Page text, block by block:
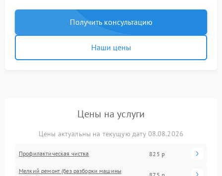
Получить консультацию
Наши цены
Цены на услуги
Цены актуальны на текущую дату 08.08.2026
Профилактическая чистка 825 р
Мелкий ремонт (без разборки машины